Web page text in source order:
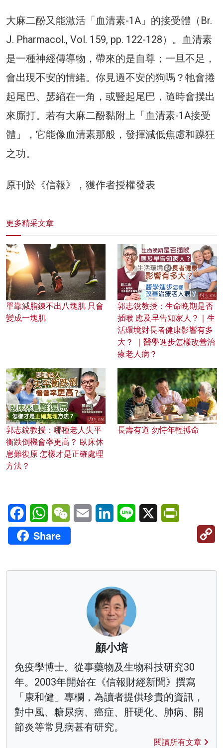
大麻二酚又能激活「血清素-1A」的接受體（Br.
J. Pharmacol., Vol. 159, pp. 122-128）。血清素
是一種神經傳導物，帶來的是自尊；一旦不足，
會出現不安的情緒。你見過不安的狗嗎？牠會捲
起尾巴、瑟縮在一角，或豎起尾巴，隨時會撲出
來廝打。若有大麻二酚黏附上「血清素-1A接受
體」，它能像血清素那般，發揮減低焦慮和躁狂
之功。
原刊於《信報》，獲作者授權發表
更多精采文章
單靠減脂鍊不出八塊肌 只會
變成一塊肌
郭志銳教授：生命晚期是否
插喉 應及早告知家人？｜生
活環境對長者健康影響有多
大？ ｜醫學進步怎樣改善治
療老人病？
郭志銳教授：哪種老人失平
衡跌倒機會率更高？ 臥床休
息難復原 怎樣才是正確處理
方法？
長壽有道 勿恃年輕搏命
FacebookWhatsAppWeChatEmail LinkedInLine X
Share
顧小培
免疫學博士。從事藥物及生物科技研究30
年。2003年開始在《信報財經新聞》撰寫
「康和健」專欄，為讀者提供珍貴的資訊，
對中風、糖尿病、癌症、肝硬化、肺病、關
節炎等常見病甚有研究。
閱讀所有文章